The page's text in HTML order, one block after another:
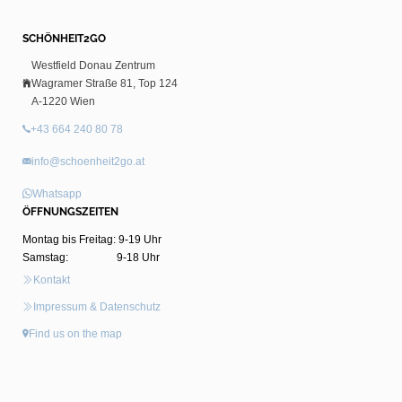
SCHÖNHEIT2GO
Westfield Donau Zentrum
Wagramer Straße 81, Top 124
A-1220 Wien
+43 664 240 80 78
info@schoenheit2go.at
Whatsapp
ÖFFNUNGSZEITEN
Montag bis Freitag: 9-19 Uhr
Samstag: 9-18 Uhr
Kontakt
Impressum & Datenschutz
Find us on the map